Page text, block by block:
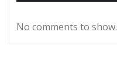
No comments to show.